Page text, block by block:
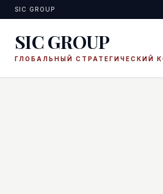
SIC GROUP
SIC GROUP
ГЛОБАЛЬНЫЙ СТРАТЕГИЧЕСКИЙ